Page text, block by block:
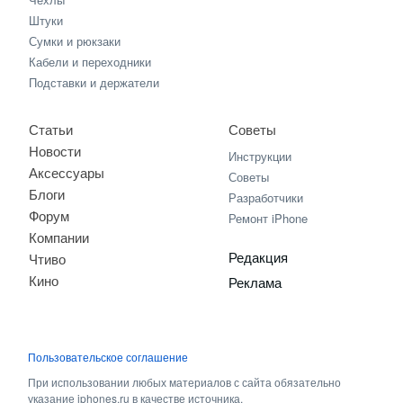
Штуки
Сумки и рюкзаки
Кабели и переходники
Подставки и держатели
Статьи
Новости
Аксессуары
Блоги
Форум
Компании
Чтиво
Кино
Советы
Инструкции
Советы
Разработчики
Ремонт iPhone
Редакция
Реклама
Пользовательское соглашение
При использовании любых материалов с сайта обязательно
указание iphones.ru в качестве источника.